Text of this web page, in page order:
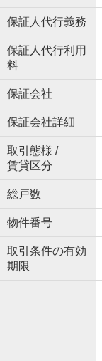
保証人代行義務
保証人代行利用
料
保証会社
保証会社詳細
取引態様 /
賃貸区分
総戸数
物件番号
取引条件の有効
期限